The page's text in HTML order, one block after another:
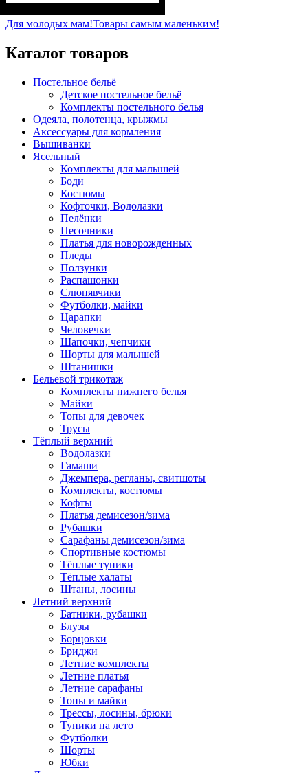
Полиэстер
Для молодых мам!Товары самым маленьким!
Каталог товаров
Постельное бельё
Детское постельное бельё
Комплекты постельного белья
Одеяла, полотенца, крыжмы
Аксессуары для кормления
Вышиванки
Ясельный
Комплекты для малышей
Боди
Костюмы
Кофточки, Водолазки
Пелёнки
Песочники
Платья для новорожденных
Пледы
Ползунки
Распашонки
Слюнявчики
Футболки, майки
Царапки
Человечки
Шапочки, чепчики
Шорты для малышей
Штанишки
Бельевой трикотаж
Комплекты нижнего белья
Майки
Топы для девочек
Трусы
Тёплый верхний
Водолазки
Гамаши
Джемпера, регланы, свитшоты
Комплекты, костюмы
Кофты
Платья демисезон/зима
Рубашки
Сарафаны демисезон/зима
Спортивные костюмы
Тёплые туники
Тёплые халаты
Штаны, лосины
Летний верхний
Батники, рубашки
Блузы
Борцовки
Бриджи
Летние комплекты
Летние платья
Летние сарафаны
Топы и майки
Трессы, лосины, брюки
Туники на лето
Футболки
Шорты
Юбки